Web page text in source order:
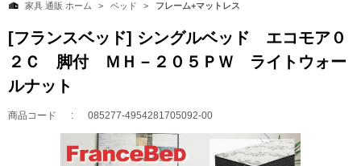
家具 通販 ホーム ベッド フレーム+マットレス
[フランスベッド] シングルベッド エコモア０
２Ｃ 脚付 ＭＨ－２０５ＰＷ ライトウォー
ルナット
商品コード 085277-4954281705092-00